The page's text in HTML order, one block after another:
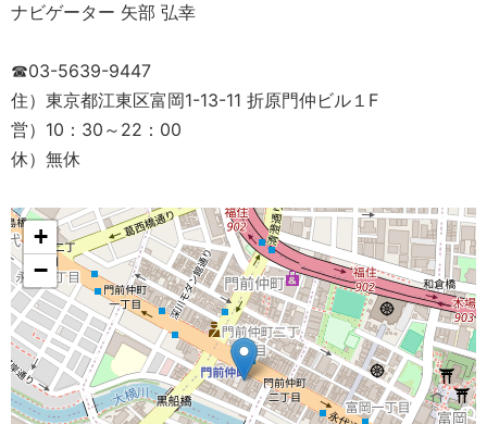
ナビゲーター 矢部 弘幸
☎03-5639-9447
住）東京都江東区富岡1-13-11 折原門仲ビル１F
営）10：30～22：00
休）無休
+
−